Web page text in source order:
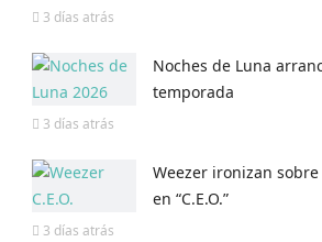
3 días atrás
Noches de Luna
temporada
3 días atrás
Weezer ironizan
en “C.E.O.”
3 días atrás